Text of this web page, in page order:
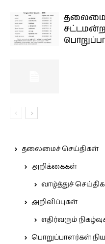
தலைமை
தலைமைச் செய்திகள்
அறிக்கைகள்
வாழ்த்துச்
அறிவிப்புகள்
எதிர்வரும்
பொறுப்பாளர்கள்